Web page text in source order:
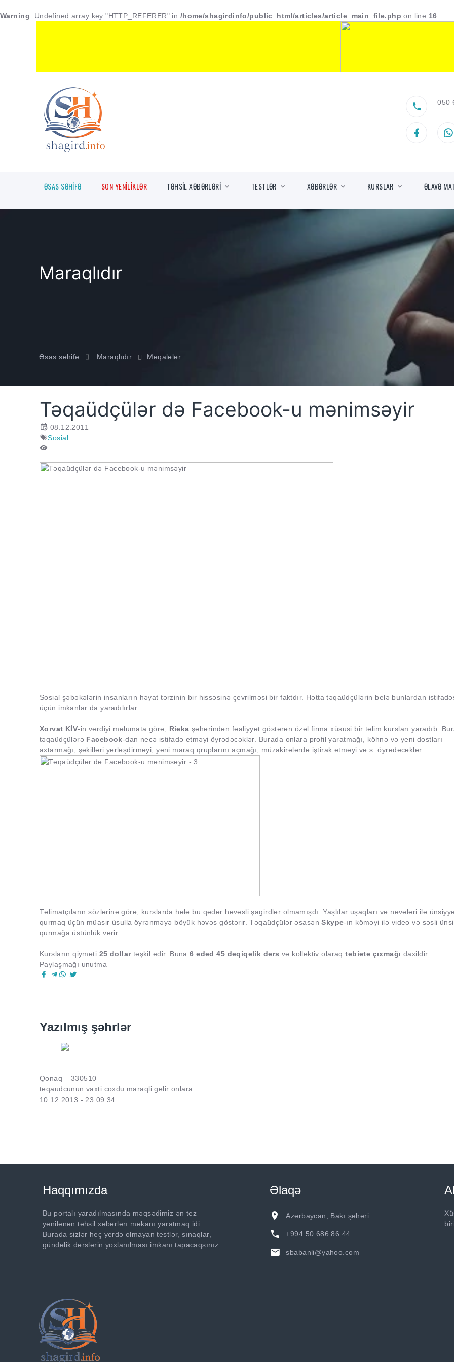
Warning: Undefined array key "HTTP_REFERER" in /home/shagirdinfo/public_html/articles/article_main_file.php on line 16
050
ƏSAS SƏHİFƏ SON YENİLİKLƏR TƏHSİL XƏBƏRLƏRİ TESTLƏR XƏBƏRLƏR KURSLAR ƏLAVƏ
Maraqlıdır
Əsas səhifə Maraqlıdır Məqalələr
Təqaüdçülər də Facebook-u mənimsəyir
08.12.2011
Sosial
Sosial şəbəkələrin insanların həyat tərzinin bir hissəsinə çevrilməsi bir faktdır. Hətta təqaüdçülərin belə bunlardan
üçün imkanlar da yaradılırlar.
Xorvat KİV-in verdiyi məlumata görə, Rieka şəhərindən fəaliyyət göstərən özəl firma xüsusi bir təlim kursları yaradıb.
təqaüdçülərə Facebook-dan necə istifadə etməyi öyrədəcəklər. Burada onlara profil yaratmağı, köhnə və yeni dostları
axtarmağı, şəkilləri yerləşdirməyi, yeni maraq qruplarını açmağı, müzakirələrdə iştirak etməyi və s. öyrədəcəklər.
Təlimatçıların sözlərinə görə, kurslarda hələ bu qədər həvəsli şagirdlər olmamışdı. Yaşlılar uşaqları və nəvələri ilə
qurmaq üçün müasir üsulla öyrənməyə böyük həvəs göstərir. Təqaüdçülər əsasənSkype-ın köməyi ilə video və səsli
qurmağa üstünlük verir.
Kursların qiyməti 25 dollartəşkil edir. Buna6 ədəd 45 dəqiqəlik dərs və kollektiv olaraqtəbiətə çıxmağı daxildir.
Paylaşmağı unutma
Yazılmış şəhrlər
Qonaq__330510
teqaudcunun vaxti coxdu maraqli gelir onlara
10.12.2013 - 23:09:34
Haqqımızda
Bu portalı yaradılmasında məqsədimiz ən tez
yenilənən təhsil xəbərlərı məkanı yaratmaq idi.
Burada sizlər heç yerdə olmayan testlər, sınaqlar,
gündəlik dərslərin yoxlanılması imkanı tapacaqsınız.
Əlaqə
Azərbaycan, Bakı şəhəri
+994 50 686 86 44
sbabanli@yahoo.com